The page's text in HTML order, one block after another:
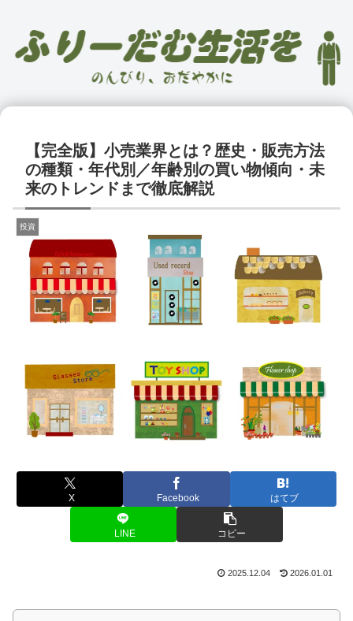
【完全版】小売業界とは？歴史・販売方法
の種類・年代別／年齢別の買い物傾向・未
来のトレンドまで徹底解説
投資
X Facebook はてブ
LINE コピー
2025.12.04 2026.01.01